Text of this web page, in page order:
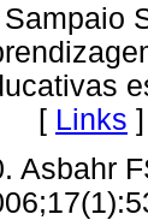
Links ]
Asbahr